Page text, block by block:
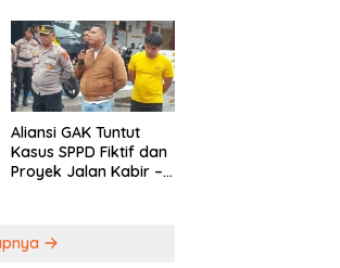
Kreatif Terbatas( MBA
Aliansi GAK Tuntut
Kasus SPPD Fiktif dan
Proyek Jalan Kabir –